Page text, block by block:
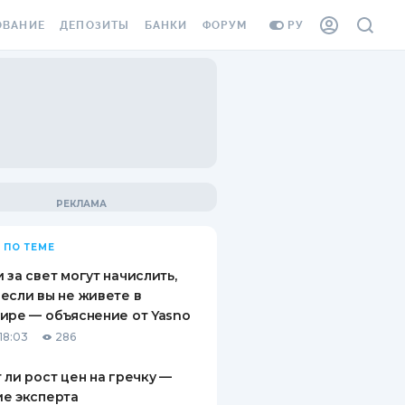
РУ
ВИНЬЕТКА
СОТРУДНИКОВ
ОТ
СЛУЧАЕВ
ДЕПОЗИТЫ
ВОПРОСЫ И ОТВЕТЫ
ПУТЕВОДИТЕЛИ ПО
СБЕРЕЖЕНИЯМ
БАНКИ ФОРУМ
ПО ТЕМЕ
за свет могут начислить,
вы не живете в
— объяснение от Yasno
286
ли рост цен на гречку —
эксперта